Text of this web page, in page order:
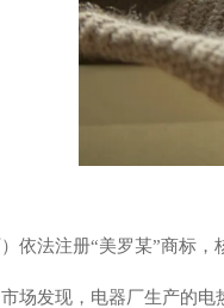
依法注册“美罗某”商标，
场发现，电器厂生产的电